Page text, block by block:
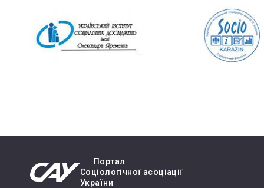
Портал
Cоціологічної асоціації
України